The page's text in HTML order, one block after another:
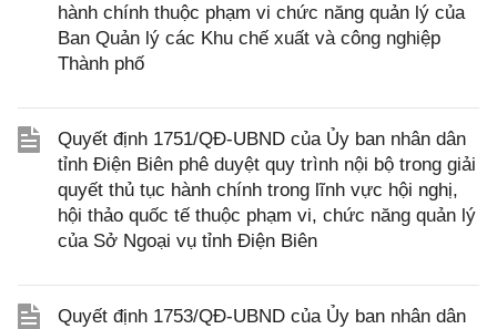
hành chính thuộc phạm vi chức năng quản lý của
Ban Quản lý các Khu chế xuất và công nghiệp
Thành phố
Quyết định 1751/QĐ-UBND của Ủy ban nhân dân
tỉnh Điện Biên phê duyệt quy trình nội bộ trong giải
quyết thủ tục hành chính trong lĩnh vực hội nghị,
hội thảo quốc tế thuộc phạm vi, chức năng quản lý
của Sở Ngoại vụ tỉnh Điện Biên
Quyết định 1753/QĐ-UBND của Ủy ban nhân dân